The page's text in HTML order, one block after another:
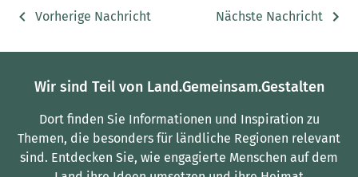
Vorherige Nachricht Nächste Nachricht
Wir sind Teil von Land.Gemeinsam.Gestalten
Dort finden Sie Informationen und Inspiration zu
Themen, die besonders für ländliche Regionen relevant
sind. Entdecken Sie, wie engagierte Menschen auf dem